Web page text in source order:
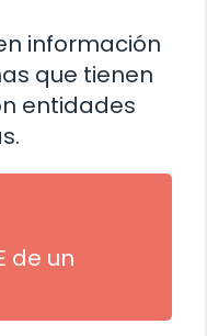
información
que tienen
entidades
de un